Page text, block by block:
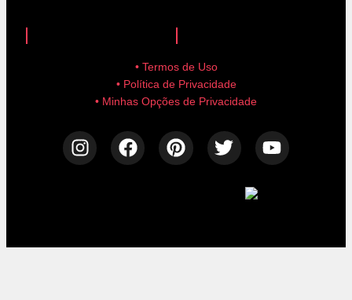
• Termos de Uso
• Política de Privacidade
• Minhas Opções de Privacidade